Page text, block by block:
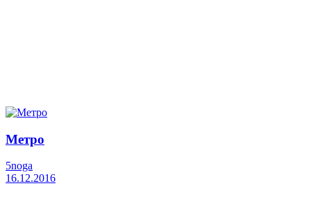
Метро
5noga
16.12.2016